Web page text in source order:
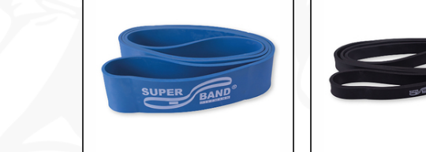
Turnen, Gymnastik, Ballett
Volleyball, Beachvolleyball
Wassersport